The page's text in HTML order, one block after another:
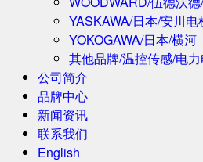
YASKAWA/日本/安川电
YOKOGAWA/日本/横河
其他品牌/温控传感/电
公司简介
品牌中心
新闻资讯
联系我们
English